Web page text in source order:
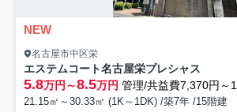
NEW
名古屋市中区栄
エステムコート名古屋栄プレシャス
5.8万円～8.5万円 管理/共益費7,370円～
21.15㎡～30.33㎡ (1K～1DK) /築7年 /15階建